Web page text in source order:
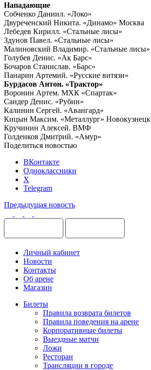
Нападающие
Собченко Даниил. «Локо»
Двуреченский Никита. «Динамо» Москва
Лебедев Кирилл. «Стальные лисы»
Здунов Павел. «Стальные лисы»
Малиновский Владимир. «Стальные лисы»
Голубев Денис. «Ак Барс»
Бочаров Станислав. «Барс»
Панарин Артемий. «Русские витязи»
Бурдасов Антон. «Трактор»
Воронин Артем. МХК «Спартак»
Сандер Денис. «Рубин»
Калинин Сергей. «Авангард»
Кицын Максим. «Металлург» Новокузнецк
Кручинин Алексей. ВМФ
Голденков Дмитрий. «Амур»
Поделиться новостью
ВКонтакте
Одноклассники
X
Telegram
Предыдущая новость
Личный кабинет
Новости
Контакты
Об арене
Магазин
Билеты
Правила возврата билетов
Правила поведения на арене
Корпоративные билеты
Выездные матчи
Ложи
Ресторан
Трансляции в городе